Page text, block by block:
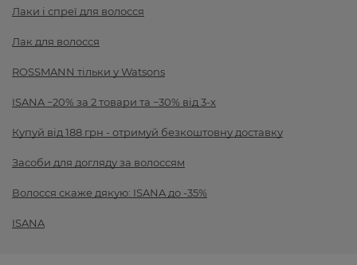
Лаки і спреї для волосся
Лак для волосся
ROSSMANN тільки у Watsons
ISANA −20% за 2 товари та −30% від 3-х
Купуй від 188 грн - отримуй безкоштовну доставку
Засоби для догляду за волоссям
Волосся скаже дякую: ISANA до -35%
ISANA